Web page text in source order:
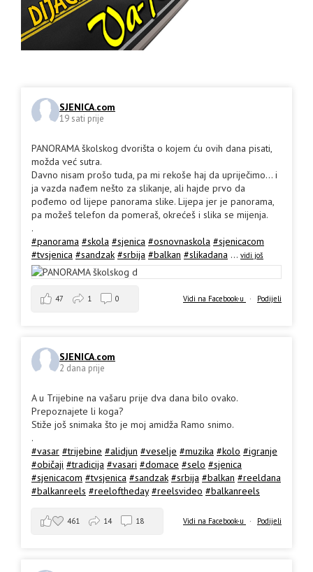
SJENICA.com
19 sati prije
PANORAMA školskog dvorišta o kojem ću ovih dana pisati,
možda već sutra.
Davno nisam prošo tuda, pa mi rekoše haj da upriječimo... i
ja vazda nađem nešto za slikanje, ali hajde prvo da
pođemo od lijepe panorama slike. Lijepa jer je panorama,
pa možeš telefon da pomeraš, okrećeš i slika se mijenja.
.
#panorama #skola #sjenica #osnovnaskola #sjenicacom
#tvsjenica #sandzak #srbija #balkan #slikadana ... vidi još
Vidi na Facebook-u · Podijeli
47 1 0
SJENICA.com
2 dana prije
A u Trijebine na vašaru prije dva dana bilo ovako.
Prepoznajete li koga?
Stiže još snimaka što je moj amidža Ramo snimo.
.
#vasar #trijebine #alidjun #veselje #muzika #kolo #igranje
#običaji #tradicija #vasari #domace #selo #sjenica
#sjenicacom #tvsjenica #sandzak #srbija #balkan #reeldana
#balkanreels #reeloftheday #reelsvideo #balkanreels
Vidi na Facebook-u · Podijeli
461 14 18